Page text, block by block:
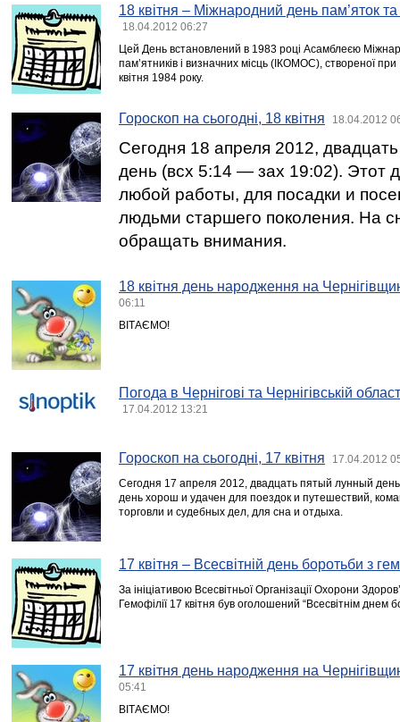
18 квітня – Міжнародний день пам’яток та
18.04.2012 06:27
Цей День встановлений в 1983 році Асамблеєю
пам’ятників і визначних місць (ІКОМОС), створеної
квітня 1984 року.
Гороскоп на сьогодні, 18 квітня 18.04.2012
Сегодня 18 апреля 2012,
день (всх 5:14 — зах 19:02). Этот
любой работы, для посадки и
людьми старшего поколения. На
обращать внимания.
18 квітня день народження на
06:11
ВІТАЄМО!
Погода в Чернігові та Чернігівській
17.04.2012 13:21
Гороскоп на сьогодні, 17 квітня 17.04.2012
Сегодня 17 апреля 2012, двадцать пятый лунный
день хорош и удачен для поездок и путешествий,
торговли и судебных дел, для сна и отдыха.
17 квітня – Всесвітній день боротьби з
За ініціативою Всесвітньої Організації Охорони
Гемофілії 17 квітня був оголошений “Всесвітнім днем
17 квітня день народження на
05:41
ВІТАЄМО!